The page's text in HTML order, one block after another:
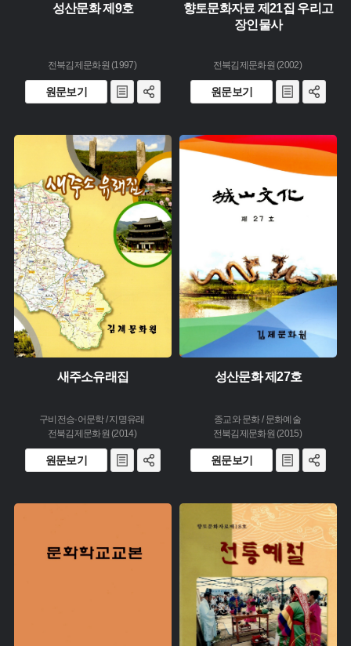
성산문화 제9호
전북김제문화원 (1997)
원문보기
향토문화자료 제21집 우리고
장인물사
전북김제문화원 (2002)
원문보기
주제 :
유형 :
생산 :
소장 :
새주소유래집
구비전승·어문학 / 지명유래
전북김제문화원 (2014)
원문보기
유형 :
성산문화 제27호
종교와 문화 / 문화예술
전북김제문화원 (2015)
원문보기
주제 :
생산 :
소장 :